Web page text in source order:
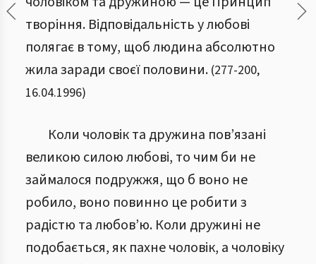
творіння. Відповідальність у любові
полягає в тому, щоб людина абсолютно
жила заради своєї половини. (277-200,
16.04.1996)
Коли чоловік та дружина пов’язані
великою силою любові, то чим би не
займалося подружжя, що б воно не
робило, воно повинно це робити з
радістю та любов’ю. Коли дружині не
подобається, як пахне чоловік, а чоловіку